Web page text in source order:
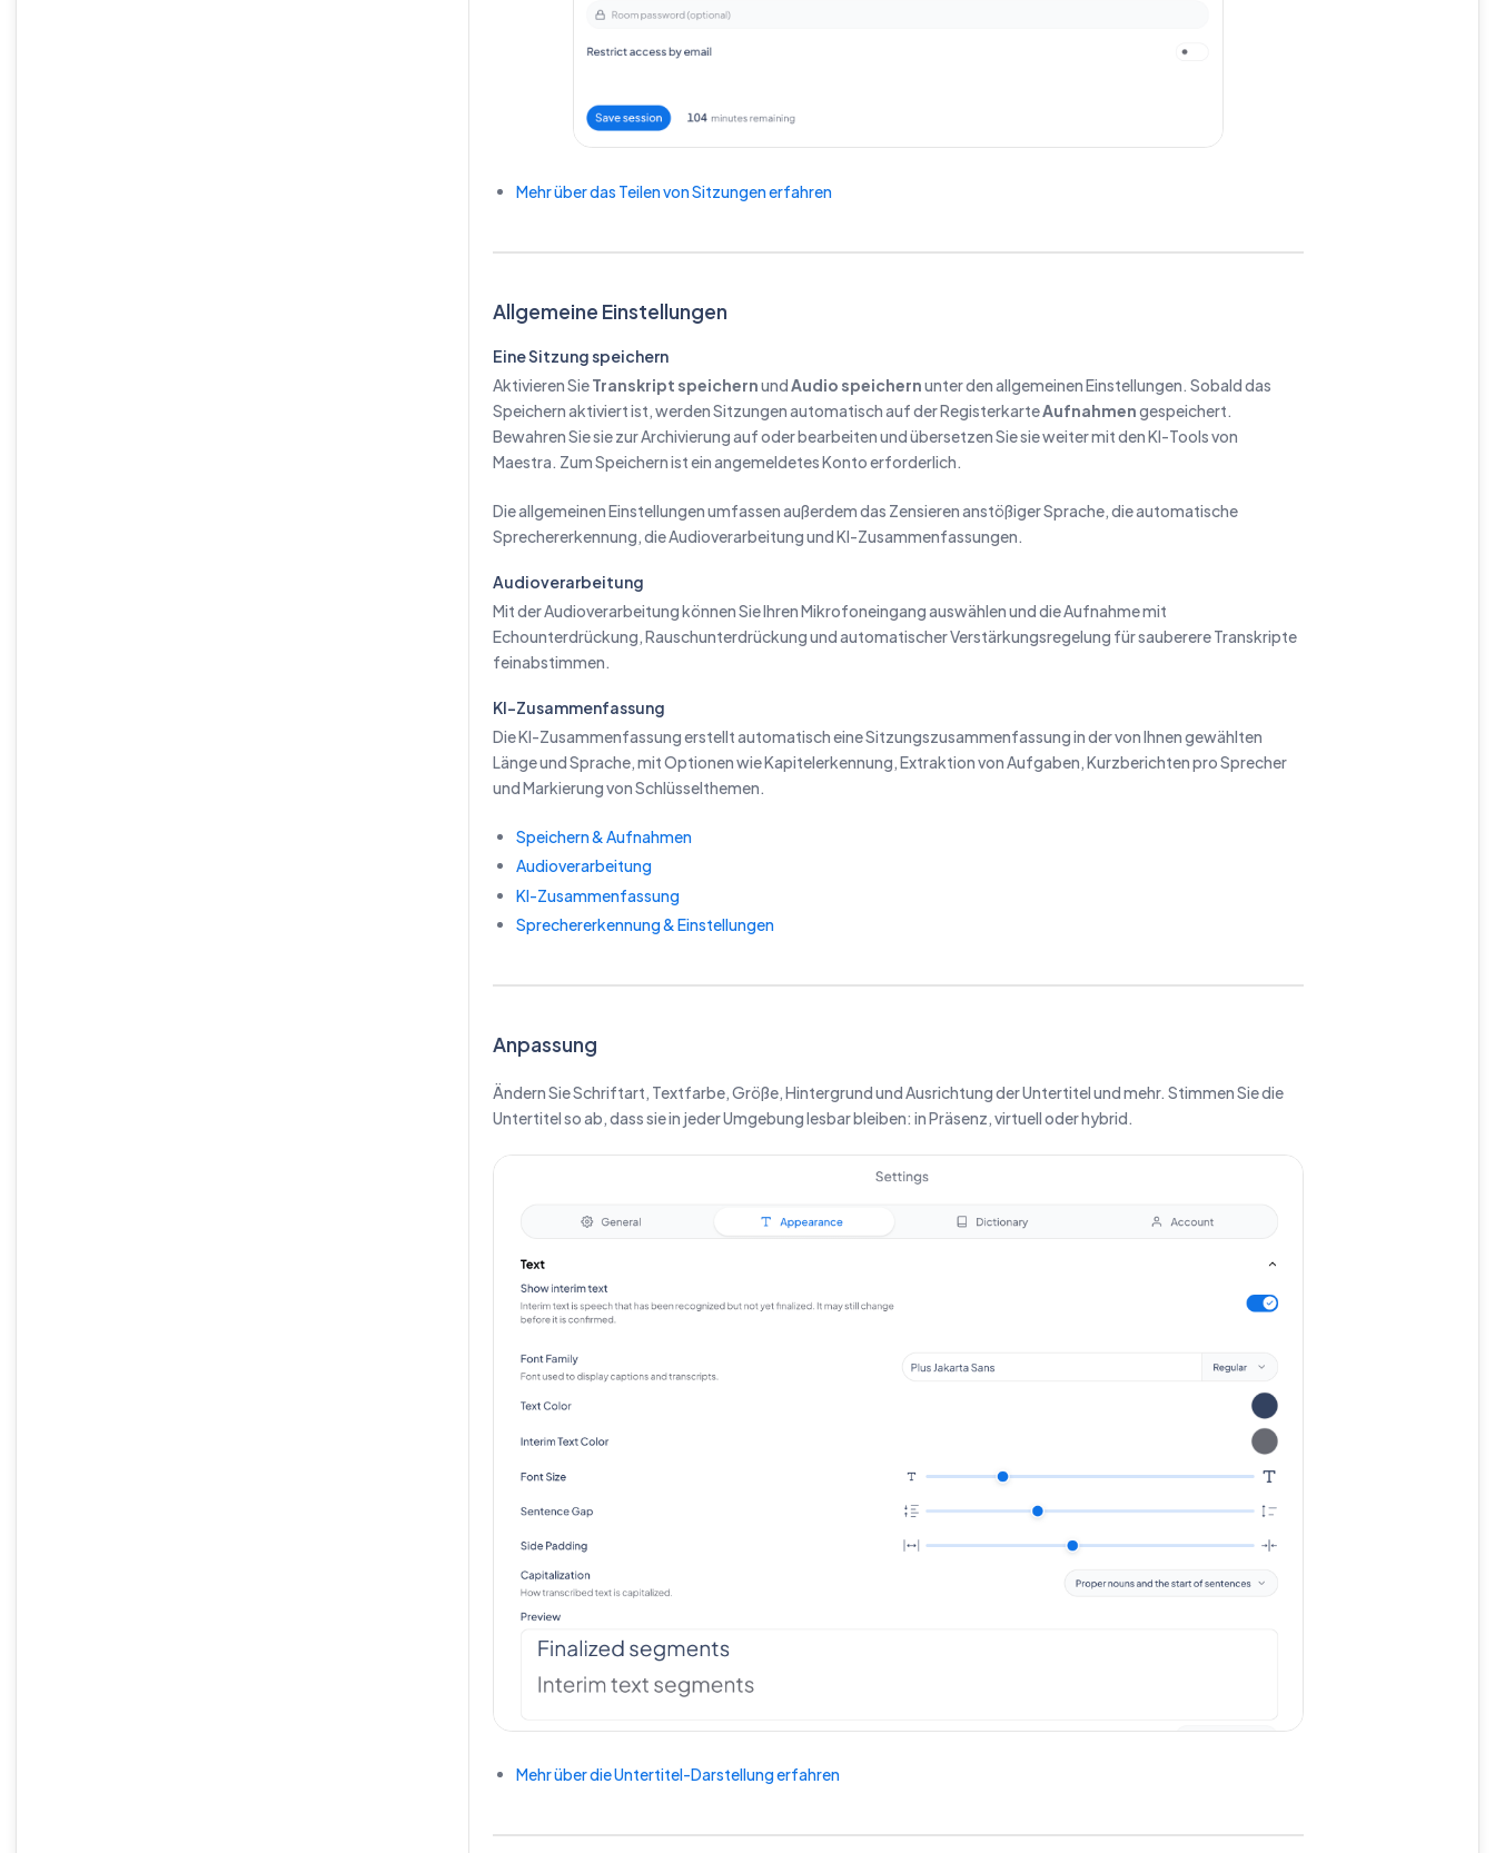
Mehr über das Teilen von Sitzungen erfahren
Allgemeine Einstellungen
Eine Sitzung speichern
Aktivieren SieTranskript speichernund Audio speichernunter den allgemeinen Einstellungen. Sobald das
Speichern aktiviert ist, werden Sitzungen automatisch auf der RegisterkarteAufnahmengespeichert.
Bewahren Sie sie zur Archivierung auf oder bearbeiten und übersetzen Sie sie weiter mit den KI-Tools von
Maestra. Zum Speichern ist ein angemeldetes Konto erforderlich.
Die allgemeinen Einstellungen umfassen außerdem das Zensieren anstößiger Sprache, die automatische
Sprechererkennung, die Audioverarbeitung und KI-Zusammenfassungen.
Audioverarbeitung
Mit der Audioverarbeitung können Sie Ihren Mikrofoneingang auswählen und die Aufnahme mit
Echounterdrückung, Rauschunterdrückung und automatischer Verstärkungsregelung für sauberere Transkripte
feinabstimmen.
KI-Zusammenfassung
Die KI-Zusammenfassung erstellt automatisch eine Sitzungszusammenfassung in der von Ihnen gewählten
Länge und Sprache, mit Optionen wie Kapitelerkennung, Extraktion von Aufgaben, Kurzberichten pro Sprecher
und Markierung von Schlüsselthemen.
Speichern & Aufnahmen
Audioverarbeitung
KI-Zusammenfassung
Sprechererkennung & Einstellungen
Anpassung
Ändern Sie Schriftart, Textfarbe, Größe, Hintergrund und Ausrichtung der Untertitel und mehr. Stimmen Sie die
Untertitel so ab, dass sie in jeder Umgebung lesbar bleiben: in Präsenz, virtuell oder hybrid.
Mehr über die Untertitel-Darstellung erfahren